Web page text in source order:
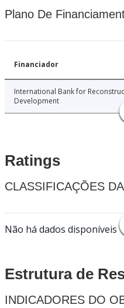
Plano De
Financiador
International Bank for
Development
Ratings
CLASSIFICAÇÕES
Não há dados disponíveis
Estrutura de
INDICADORES DO